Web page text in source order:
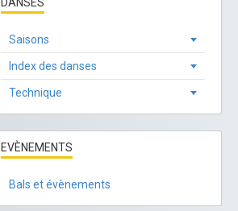
DANSES
Saisons
Index des danses
Technique
EVÈNEMENTS
Bals et évènements